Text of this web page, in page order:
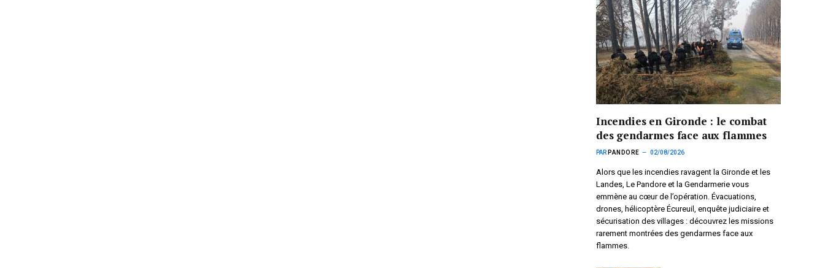
Incendies en Gironde : le combat
des gendarmes face aux flammes
PAR PANDORE 02/08/2026
Alors que les incendies ravagent la Gironde et les
Landes, Le Pandore et la Gendarmerie vous
emmène au cœur de l’opération. Évacuations,
drones, hélicoptère Écureuil, enquête judiciaire et
sécurisation des villages : découvrez les missions
rarement montrées des gendarmes face aux
flammes.